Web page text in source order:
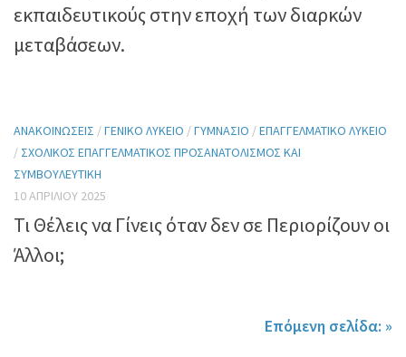
εκπαιδευτικούς στην εποχή των διαρκών
μεταβάσεων.
ΑΝΑΚΟΙΝΏΣΕΙΣ /ΓΕΝΙΚΌ ΛΎΚΕΙΟ /ΓΥΜΝΆΣΙΟ /ΕΠΑΓΓΕΛΜΑΤΙΚΌ ΛΎΚΕΙΟ
/ ΣΧΟΛΙΚΌΣ ΕΠΑΓΓΕΛΜΑΤΙΚΌΣ ΠΡΟΣΑΝΑΤΟΛΙΣΜΌΣ ΚΑΙ
ΣΥΜΒΟΥΛΕΥΤΙΚΉ
10 ΑΠΡΙΛΊΟΥ 2025
Τι Θέλεις να Γίνεις όταν δεν σε Περιορίζουν οι
Άλλοι;
Επόμενη σελίδα: »